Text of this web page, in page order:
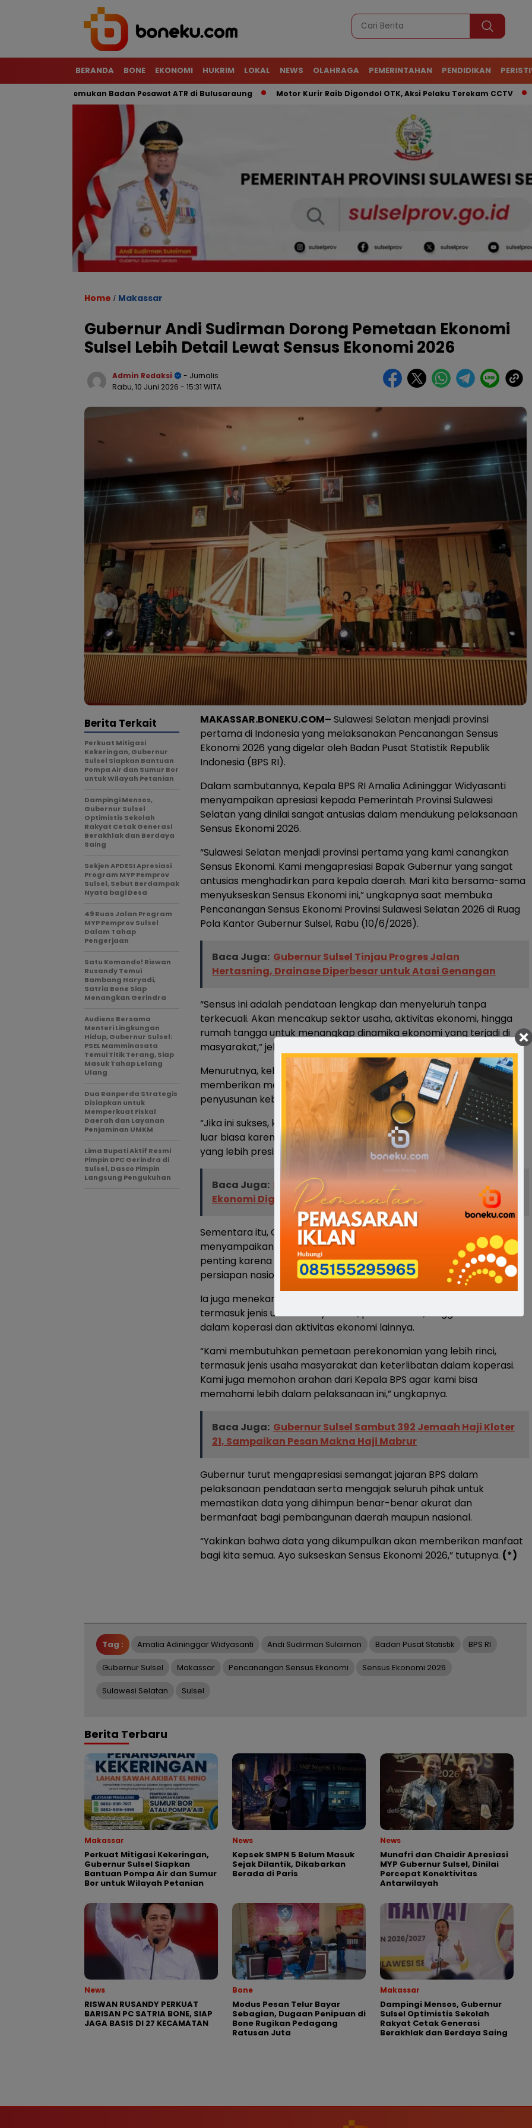
BERANDA BONE EKONOMI HUKRIM LOKAL NEWS OLAHRAGA PEMERINTAHAN PENDIDIKAN
SAR Temukan Badan Pesawat ATR di Bulusaraung Motor Kurir Raib Digondol OTK, Aksi Pelaku Terekam CCTV ATR
Home / Makassar
Gubernur Andi Sudirman Dorong Pemetaan Ekonomi
Sulsel Lebih Detail Lewat Sensus Ekonomi 2026
Admin Redaksi
- Jurnalis
Rabu, 10 Juni 2026 - 15:31 WITA
MAKASSAR.BONEKU.COM– Sulawesi Selatan menjadi provinsi
pertama di Indonesia yang melaksanakan Pencanangan Sensus
Ekonomi 2026 yang digelar oleh Badan Pusat Statistik Republik
Indonesia (BPS RI).
Dalam sambutannya, Kepala BPS RI Amalia Adininggar Widyasanti
menyampaikan apresiasi kepada Pemerintah Provinsi Sulawesi
Selatan yang dinilai sangat antusias dalam mendukung pelaksanaan
Sensus Ekonomi 2026.
“Sulawesi Selatan menjadi provinsi pertama yang kami canangkan
Sensus Ekonomi. Kami mengapresiasi Bapak Gubernur yang sangat
antusias menghadirkan para kepala daerah. Mari kita bersama-sama
menyukseskan Sensus Ekonomi ini,” ungkapnya saat membuka
Pencanangan Sensus Ekonomi Provinsi Sulawesi Selatan 2026 di Ruag
Pola Kantor Gubernur Sulsel, Rabu (10/6/2026).
Baca Juga: Gubernur Sulsel Tinjau Progres Jalan
Hertasning, Drainase Diperbesar untuk Atasi Genangan
“Sensus ini adalah pendataan lengkap dan menyeluruh tanpa
terkecuali. Akan mencakup sektor usaha, aktivitas ekonomi, hingga
rumah tangga untuk menangkap dinamika ekonomi yang terjadi di
masyarakat,” jelasnya.
Menurutnya, keberhasilan pelaksanaan Sensus Ekonomi 2026 akan
memberikan manfaat besar bagi daerah, terutama dalam
penyusunan kebijakan pembangunan yang lebih tepat sasaran.
“Jika ini sukses, kepala daerah akan mendapatkan keuntungan yang
luar biasa karena data yang dihasilkan akan menjadi dasar kebijakan
yang lebih presisi,” tambahnya.
Baca Juga: Pemprov Sulsel Perkuat Infrastruktur dan
Ekonomi Digital Hadapi Tantangan Global 2026
Sementara itu, Gubernur Sulawesi Selatan Andi Sudirman Sulaiman
menyampaikan bahwa pelaksanaan Sensus Ekonomi ini sangat
penting karena menjadi yang pertama di Indonesia dalam rangkaian
persiapan nasional.
Ia juga menekankan perlunya pemetaan ekonomi yang lebih detail,
termasuk jenis usaha masyarakat, pelaku usaha, hingga keterlibatan
dalam koperasi dan aktivitas ekonomi lainnya.
“Kami membutuhkan pemetaan perekonomian yang lebih rinci,
termasuk jenis usaha masyarakat dan keterlibatan dalam koperasi.
Kami juga memohon arahan dari Kepala BPS agar kami bisa
memahami lebih dalam pelaksanaan ini,” ungkapnya.
Baca Juga: Gubernur Sulsel Sambut 392 Jemaah Haji Kloter
21, Sampaikan Pesan Makna Haji Mabrur
Gubernur turut mengapresiasi semangat jajaran BPS dalam
pelaksanaan pendataan serta mengajak seluruh pihak untuk
memastikan data yang dihimpun benar-benar akurat dan
bermanfaat bagi pembangunan daerah maupun nasional.
“Yakinkan bahwa data yang dikumpulkan akan memberikan manfaat
bagi kita semua. Ayo sukseskan Sensus Ekonomi 2026,” tutupnya. (*)
Berita Terkait
Perkuat Mitigasi
Kekeringan, Gubernur
Sulsel Siapkan Bantuan
Pompa Air dan Sumur Bor
untuk Wilayah Petanian
Dampingi Mensos,
Gubernur Sulsel
Optimistis Sekolah
Rakyat Cetak Generasi
Berakhlak dan Berdaya
Saing
Sekjen APDESI Apresiasi
Program MYP Pemprov
Sulsel, Sebut Berdampak
Nyata bagi Desa
49 Ruas Jalan Program
MYP Pemprov Sulsel
Dalam Tahap
Pengerjaan
Satu Komando! Riswan
Rusandy Temui
Bambang Haryadi,
Satria Bone Siap
Menangkan Gerindra
Audiens Bersama
Menteri Lingkungan
Hidup, Gubernur Sulsel:
PSEL Mamminasata
Temui Titik Terang, Siap
Masuk Tahap Lelang
Ulang
Dua Ranperda Strategis
Disiapkan untuk
Memperkuat Fiskal
Daerah dan Layanan
Penjaminan UMKM
Lima Bupati Aktif Resmi
Pimpin DPC Gerindra di
Sulsel, Dasco Pimpin
Langsung Pengukuhan
Tag : Amalia Adininggar Widyasanti Andi Sudirman Sulaiman Badan Pusat Statistik BPS RI
Gubernur Sulsel Makassar Pencanangan Sensus Ekonomi Sensus Ekonomi 2026
Sulawesi Selatan Sulsel
Berita Terbaru
Makassar
Perkuat Mitigasi Kekeringan,
Gubernur Sulsel Siapkan
Bantuan Pompa Air dan Sumur
Bor untuk Wilayah Petanian
News
Kepsek SMPN 5 Belum Masuk
Sejak Dilantik, Dikabarkan
Berada di Paris
News
Munafri dan Chaidir Apresiasi
MYP Gubernur Sulsel, Dinilai
Percepat Konektivitas
Antarwilayah
News
RISWAN RUSANDY PERKUAT
BARISAN PC SATRIA BONE, SIAP
JAGA BASIS DI 27 KECAMATAN
Bone
Modus Pesan Telur Bayar
Sebagian, Dugaan Penipuan di
Bone Rugikan Pedagang
Ratusan Juta
Makassar
Dampingi Mensos, Gubernur
Sulsel Optimistis Sekolah
Rakyat Cetak Generasi
Berakhlak dan Berdaya Saing